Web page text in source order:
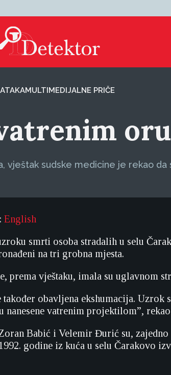
MULTIMEDIJALNE PRIČE
vještak sudske medicine je rekao
English
smrti osoba stradalih u selu
na tri grobna mjesta.
prema vještaku, imala su uglavnom
obavljena ekshumacija. Uzrok
nanesene vatrenim projektilom”,
Babić i Velemir Đurić su,
godine iz kuća u selu Čarakovo